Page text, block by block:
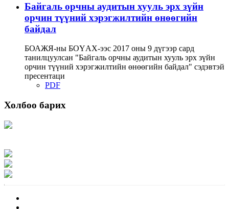
Байгаль орчны аудитын хууль эрх зүйн
орчин түүний хэрэгжилтийн өнөөгийн
байдал
БОАЖЯ-ны БОҮАХ-ээс 2017 оны 9 дүгээр сард
танилцуулсан "Байгаль орчны аудитын хууль эрх зүйн
орчин түүний хэрэгжилтийн өнөөгийн байдал" сэдэвтэй
пресентаци
PDF
Холбоо барих